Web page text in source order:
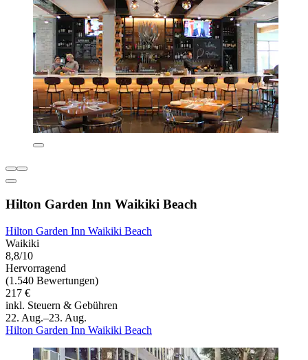
Hilton Garden Inn Waikiki Beach
Hilton Garden Inn Waikiki Beach
Waikiki
8,8/10
Hervorragend
(1.540 Bewertungen)
217 €
inkl. Steuern & Gebühren
22. Aug.–23. Aug.
Hilton Garden Inn Waikiki Beach